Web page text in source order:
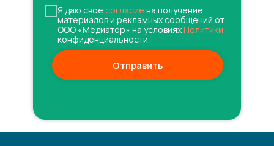
Я даю свое согласие на получение
материалов и рекламных сообщений от
ООО «Медиатор» на условияхПолитики
конфиденциальности.
Отправить